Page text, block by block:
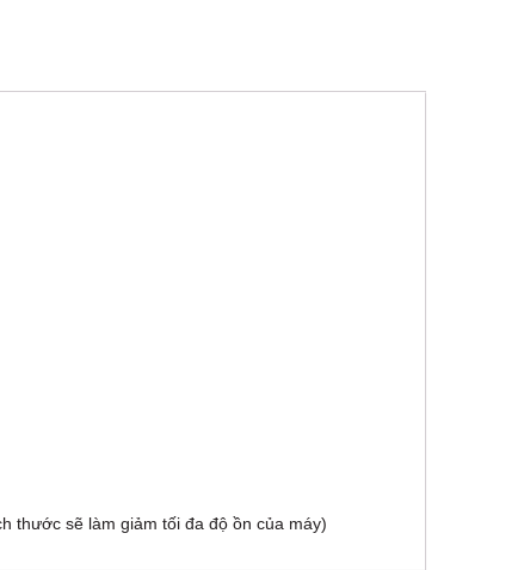
thước sẽ làm giảm tối đa độ ồn của máy)